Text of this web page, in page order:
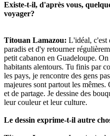
Existe-t-il, d'après vous,
voyager?
Titouan Lamazou: L'idéal, c'est
paradis et d'y retourner
petit cabanon en Guadeloupe.
habitants alentours. Tu finis par
les pays, je rencontre des gens
majeures sont partout les
et de partage. Je dessine des
leur couleur et leur culture.
Le dessin exprime-t-il autre